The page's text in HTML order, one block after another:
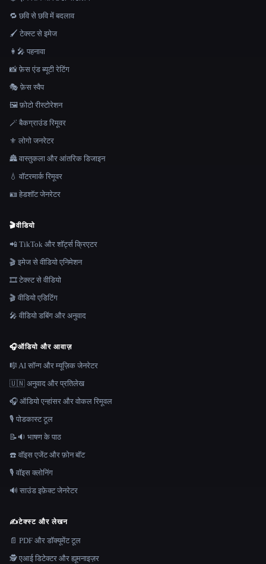
🔁 छवि से छवि में बदलाव
🖌️ टेक्स्ट से इमेज
👩‍🎤 पहनावा
📸 फ़ेस एंड ब्यूटी रेटिंग
🎭 फ़ेस स्वैप
🖼️ फ़ोटो रीस्टोरेशन
🪄 बैकग्राउंड रिमूवर
⚜️ लोगो जनरेटर
🏯 वास्तुकला और आंतरिक डिजाइन
💧 वॉटरमार्क रिमूवर
🪪 हेडशॉट जेनरेटर
🎬वीडियो
📲 TikTok और शॉर्ट्स क्रिएटर
🎬 इमेज से वीडियो एनिमेशन
🎞️ टेक्स्ट से वीडियो
🎬 वीडियो एडिटिंग
🎤 वीडियो डबिंग और अनुवाद
🎧ऑडियो और आवाज़
🎼 AI सॉन्ग और म्यूज़िक जेनरेटर
🇺🇳 अनुवाद और प्रतिलेख
🎧 ऑडियो एन्हांसर और वोकल रिमूवल
🎙️ पोडकास्ट टूल
📝🔉 भाषण के पाठ
☎️ वॉइस एजेंट और फ़ोन बॉट
🎙️ वॉइस क्लोनिंग
🔊 साउंड इफ़ेक्ट जेनरेटर
✍️टेक्स्ट और लेखन
📄 PDF और डॉक्यूमेंट टूल
🕵️ एआई डिटेक्टर और ह्यूमनाइज़र